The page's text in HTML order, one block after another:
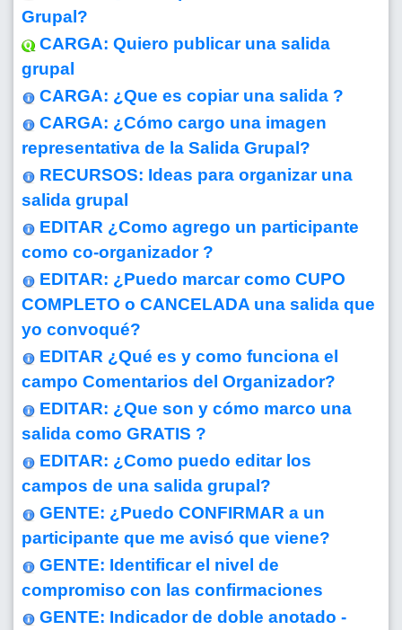
Grupal?
CARGA: Quiero publicar una salida
grupal
CARGA: ¿Que es copiar una salida ?
CARGA: ¿Cómo cargo una imagen
representativa de la Salida Grupal?
RECURSOS: Ideas para organizar una
salida grupal
EDITAR ¿Como agrego un participante
como co-organizador ?
EDITAR: ¿Puedo marcar como CUPO
COMPLETO o CANCELADA una salida que
yo convoqué?
EDITAR ¿Qué es y como funciona el
campo Comentarios del Organizador?
EDITAR: ¿Que son y cómo marco una
salida como GRATIS ?
EDITAR: ¿Como puedo editar los
campos de una salida grupal?
GENTE: ¿Puedo CONFIRMAR a un
participante que me avisó que viene?
GENTE: Identificar el nivel de
compromiso con las confirmaciones
GENTE: Indicador de doble anotado -